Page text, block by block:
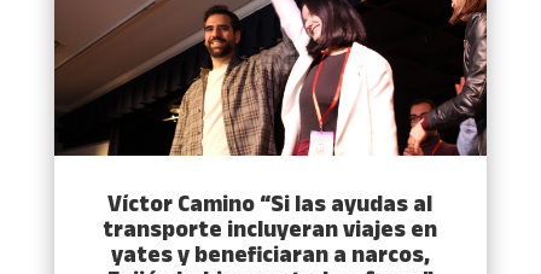
Víctor Camino “Si las ayudas al
transporte incluyeran viajes en
yates y beneficiaran a narcos,